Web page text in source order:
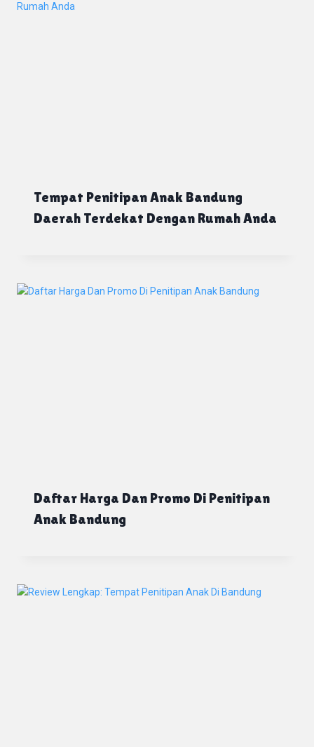
Tempat Penitipan Anak Bandung
Daerah Terdekat Dengan Rumah Anda
Daftar Harga Dan Promo Di Penitipan
Anak Bandung